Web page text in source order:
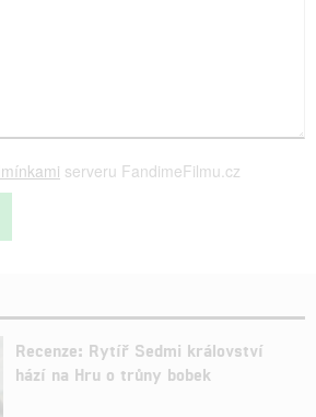
serveru FandimeFilmu.cz
Recenze: Rytíř Sedmi království
hází na Hru o trůny bobek